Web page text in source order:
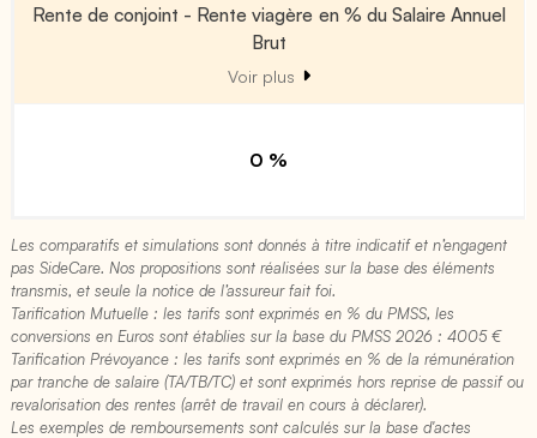
Rente de conjoint - Rente viagère en % du Salaire Annuel
Brut
Voir plus
0 %
Les comparatifs et simulations sont donnés à titre indicatif et n’engagent
pas SideCare. Nos propositions sont réalisées sur la base des éléments
transmis, et seule la notice de l’assureur fait foi.
Tarification Mutuelle : les tarifs sont exprimés en % du PMSS, les
conversions en Euros sont établies sur la base du PMSS 2026 : 4005 €​
Tarification Prévoyance : les tarifs sont exprimés en % de la rémunération
par tranche de salaire (TA/TB/TC) et sont exprimés hors reprise de passif ou
revalorisation des rentes (arrêt de travail en cours à déclarer).
Les exemples de remboursements sont calculés sur la base d'actes